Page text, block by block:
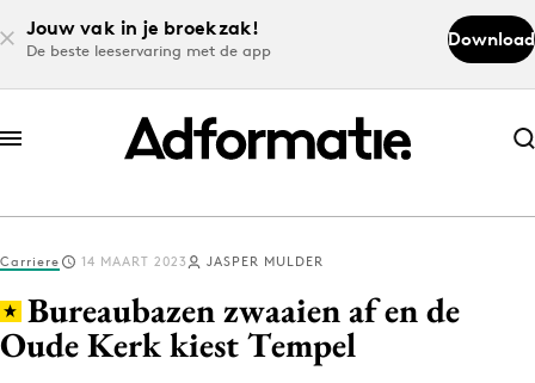
Jouw vak in je broekzak!
De beste leeservaring met de app
Download
Abonneer nu
Abonneer nu
Log in
Download de app
Carriere 14 MAART 2023 JASPER MULDER
Bureaubazen zwaaien af en de
Oude Kerk kiest Tempel